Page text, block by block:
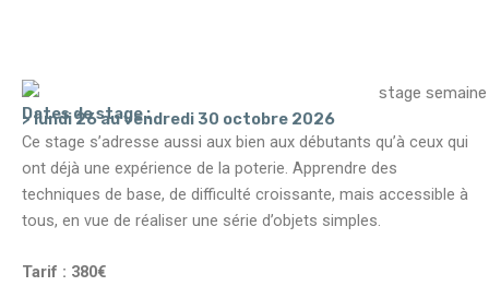
Dates de stage :
> lundi 26 au vendredi 30 octobre 2026
Ce stage s’adresse aussi aux bien aux débutants qu’à ceux qui
ont déjà une expérience de la poterie. Apprendre des
techniques de base, de difficulté croissante, mais accessible à
tous, en vue de réaliser une série d’objets simples.
Tarif : 380€